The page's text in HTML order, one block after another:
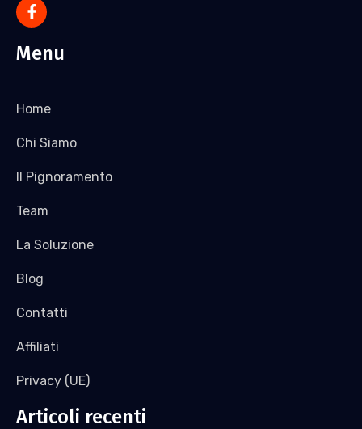
Menu
Home
Chi Siamo
Il Pignoramento
Team
La Soluzione
Blog
Contatti
Affiliati
Privacy (UE)
Articoli recenti